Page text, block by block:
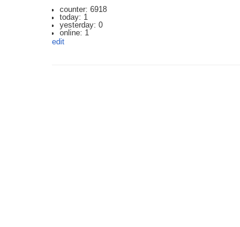
counter: 6918
today: 1
yesterday: 0
online: 1
edit